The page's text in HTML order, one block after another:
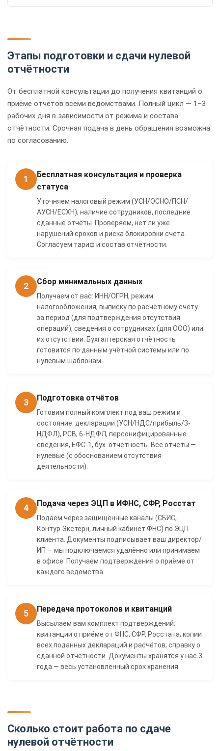
Этапы подготовки и сдачи нулевой
отчётности
От бесплатной консультации до получения квитанций о
приёме отчётов всеми ведомствами. Полный цикл — 1–3
рабочих дня в зависимости от режима и состава
отчётности. Срочная подача в день обращения возможна
по согласованию.
1
Бесплатная консультация и проверка
статуса
Уточняем налоговый режим (УСН/ОСНО/ПСН/
АУСН/ЕСХН), наличие сотрудников, последние
сданные отчёты. Проверяем, нет ли уже
нарушений сроков и риска блокировки счёта.
Согласуем тариф и состав отчётности.
2 Сбор минимальных данных
Получаем от вас: ИНН/ОГРН, режим
налогообложения, выписку по расчётному счёту
за период (для подтверждения отсутствия
операций), сведения о сотрудниках (для ООО) или
их отсутствии. Бухгалтерская отчётность
готовится по данным учётной системы или по
нулевым шаблонам.
3 Подготовка отчётов
Готовим полный комплект под ваш режим и
состояние: декларации (УСН/НДС/прибыль/3-
НДФЛ), РСВ, 6-НДФЛ, персонифицированные
сведения, ЕФС-1, бух. отчётность. Все отчёты —
нулевые (с обоснованием отсутствия
деятельности).
4 Подача через ЭЦП в ИФНС, СФР, Росстат
Подаём через защищённые каналы (СБИС,
Контур.Экстерн, личный кабинет ФНС) по ЭЦП
клиента. Документы подписывает ваш директор/
ИП — мы подключаемся удалённо или принимаем
в офисе. Получаем подтверждения о приёме от
каждого ведомства.
5 Передача протоколов и квитанций
Высылаем вам комплект подтверждений:
квитанции о приёме от ФНС, СФР, Росстата; копии
всех поданных деклараций и расчётов; справку о
сданной отчётности. Документы хранятся у нас 3
года — весь установленный срок хранения.
Сколько стоит работа по сдаче
нулевой отчётности